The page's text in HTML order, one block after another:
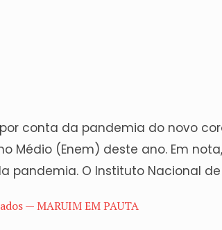
conta da pandemia do novo
Médio (Enem) deste ano. Em
O Instituto Nacional de
— MARUIM EM PAUTA